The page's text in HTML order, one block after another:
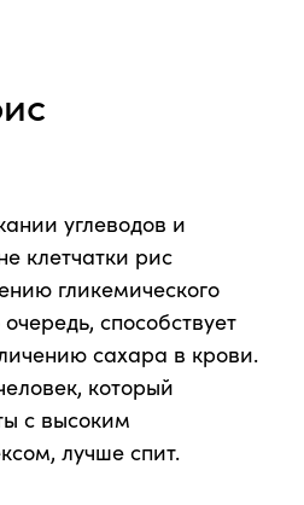
углеводов и
клетчатки рис
гликемического
способствует
сахара в крови.
который
с высоким
лучше спит.